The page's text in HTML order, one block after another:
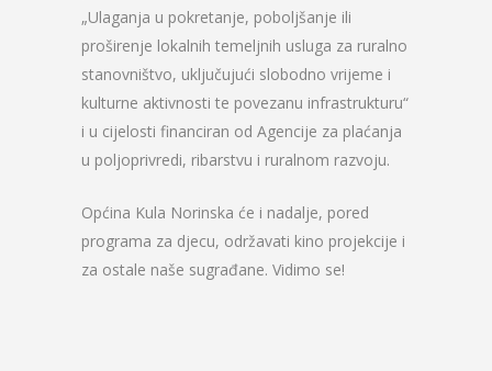
„Ulaganja u pokretanje, poboljšanje ili
proširenje lokalnih temeljnih usluga za ruralno
stanovništvo, uključujući slobodno vrijeme i
kulturne aktivnosti te povezanu infrastrukturu“
i u cijelosti financiran od Agencije za plaćanja
u poljoprivredi, ribarstvu i ruralnom razvoju.
Općina Kula Norinska će i nadalje, pored
programa za djecu, održavati kino projekcije i
za ostale naše sugrađane. Vidimo se!